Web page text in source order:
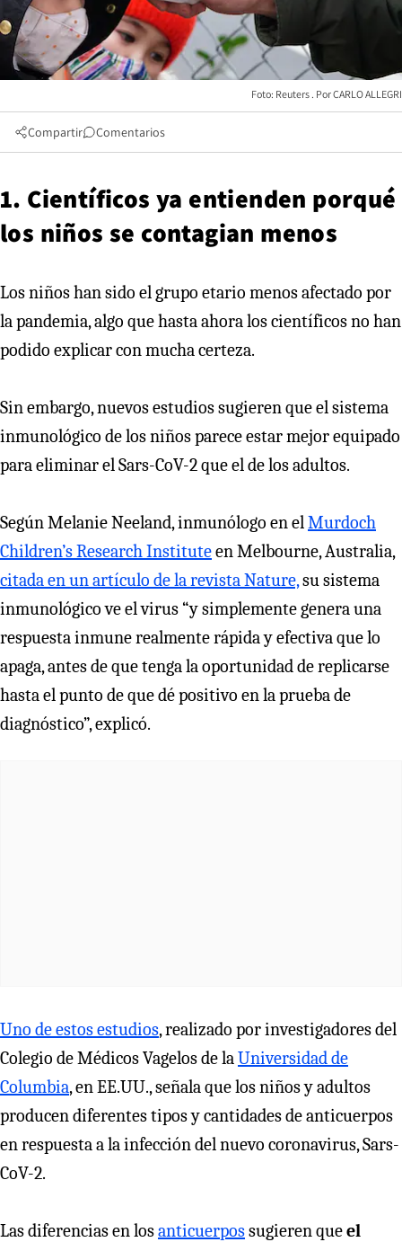
Foto: Reuters CARLO ALLEGRI
Compartir Comentarios
1. Científicos ya entienden porqué
los niños se contagian menos
Los niños han sido el grupo etario menos afectado por
la pandemia, algo que hasta ahora los científicos no han
podido explicar con mucha certeza.
Sin embargo, nuevos estudios sugieren que el sistema
inmunológico de los niños parece estar mejor equipado
para eliminar el Sars-CoV-2 que el de los adultos.
Según Melanie Neeland, inmunólogo en elMurdoch
Children’s Research Instituteen Melbourne, Australia,
citada en un artículo de la revista Nature,su sistema
inmunológico ve el virus “y simplemente genera una
respuesta inmune realmente rápida y efectiva que lo
apaga, antes de que tenga la oportunidad de replicarse
hasta el punto de que dé positivo en la prueba de
diagnóstico”, explicó.
Uno de estos estudios, realizado por investigadores del
Colegio de Médicos Vagelos de laUniversidad de
Columbia, en EE.UU., señala que los niños y adultos
producen diferentes tipos y cantidades de anticuerpos
en respuesta a la infección del nuevo coronavirus, Sars-
CoV-2.
Las diferencias en losanticuerpossugieren queel